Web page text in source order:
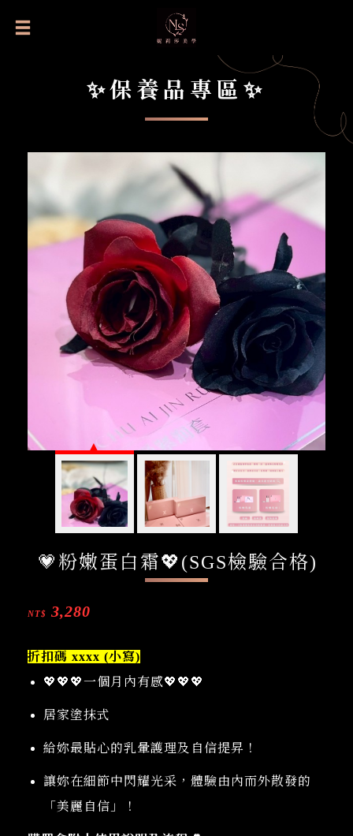
✨保養品專區✨
💗粉嫩蛋白霜💖(SGS檢驗合格)
NT$ 3,280
折扣碼 xxxx (小寫)
💖💖💖一個月內有感💖💖💖
居家塗抹式
給妳最貼心的乳暈護理及自信提昇！
讓妳在細節中閃耀光采，體驗由內而外散發的
「美麗自信」！